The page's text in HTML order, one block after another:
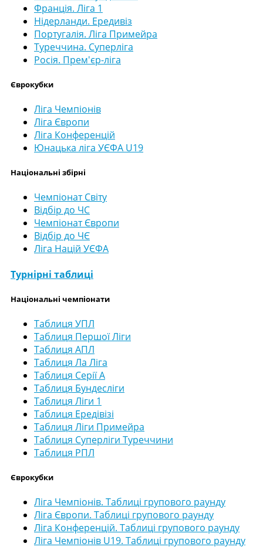
Франція. Ліга 1
Нідерланди. Ередивіз
Португалія. Ліга Примейра
Туреччина. Суперліга
Росія. Прем'єр-ліга
Єврокубки
Ліга Чемпіонів
Ліга Європи
Ліга Конференцій
Юнацька ліга УЄФА U19
Національні збірні
Чемпіонат Світу
Відбір до ЧС
Чемпіонат Європи
Відбір до ЧЄ
Ліга Націй УЄФА
Турнірні таблиці
Національні чемпіонати
Таблиця УПЛ
Таблиця Першої Ліги
Таблиця АПЛ
Таблиця Ла Ліга
Таблиця Серії А
Таблиця Бундесліги
Таблиця Ліги 1
Таблиця Ередівізі
Таблиця Ліги Примейра
Таблиця Суперліги Туреччини
Таблиця РПЛ
Єврокубки
Ліга Чемпіонів. Таблиці групового раунду
Ліга Європи. Таблиці групового раунду
Ліга Конференцій. Таблиці групового раунду
Ліга Чемпіонів U19. Таблиці групового раунду